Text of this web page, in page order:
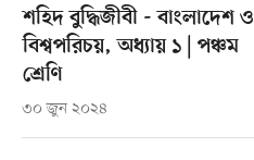
শহিদ বুদ্ধিজীবী - বাংলাদেশ ও
বিশ্বপরিচয়, অধ্যায় ১ | পঞ্চম
শ্রেণি
৩০ জুন ২০২৪